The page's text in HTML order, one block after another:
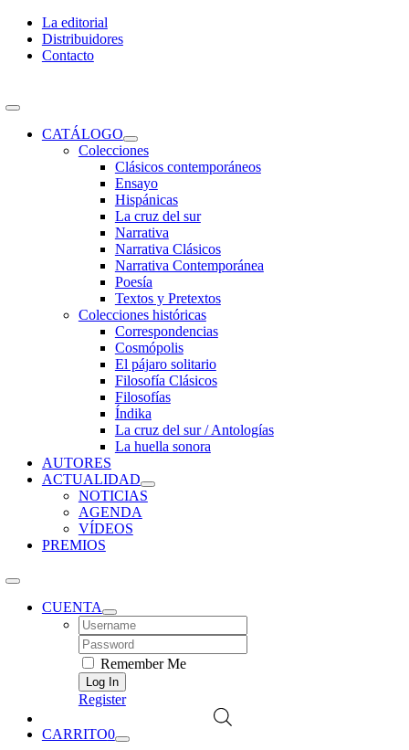
Skip
content
La editorial
Distribuidores
Contacto
Toggle
NavigationCATÁLOGO
Colecciones
Clásicos contemporáneos
Ensayo
Hispánicas
La cruz del sur
Narrativa
Narrativa Clásicos
Narrativa Contemporánea
Poesía
Textos y Pretextos
Colecciones históricas
Correspondencias
Cosmópolis
El pájaro solitario
Filosofía Clásicos
Filosofías
Índika
La cruz del sur / Antologías
La huella sonora
AUTORES
ACTUALIDAD
NOTICIAS
AGENDA
VÍDEOS
PREMIOS
CUENTA
Username:
Password:
Remember Me
Register
CARRITO0